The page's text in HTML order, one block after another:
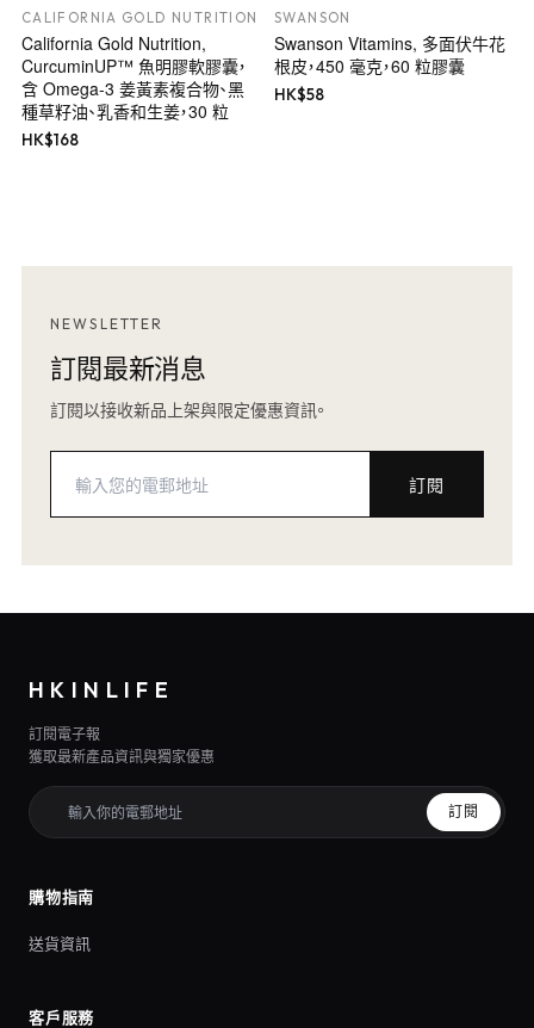
CALIFORNIA GOLD NUTRITION
California Gold Nutrition,
CurcuminUP™ 魚明膠軟膠囊，
含 Omega-3 姜黃素複合物、黑
種草籽油、乳香和生姜，30 粒
HK$168
SWANSON
Swanson Vitamins, 多面伏牛花
根皮，450 毫克，60 粒膠囊
HK$58
NEWSLETTER
訂閱最新消息
訂閱以接收新品上架與限定優惠資訊。
訂閱
HKINLIFE
訂閱電子報
獲取最新產品資訊與獨家優惠
訂閱
購物指南
送貨資訊
客戶服務